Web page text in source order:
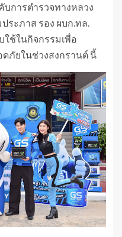
บการตำรวจทางหลวง
ระภาส รอง ผบก.ทล.
ช้ในกิจกรรมเพื่อ
ภัยในช่วงสงกรานต์ นี้